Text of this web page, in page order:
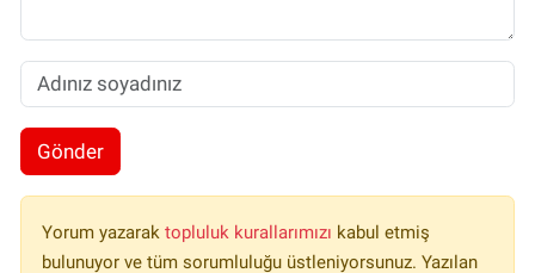
Gönder
Yorum yazarak topluluk kurallarımızı kabul etmiş
bulunuyor ve tüm sorumluluğu üstleniyorsunuz. Yazılan